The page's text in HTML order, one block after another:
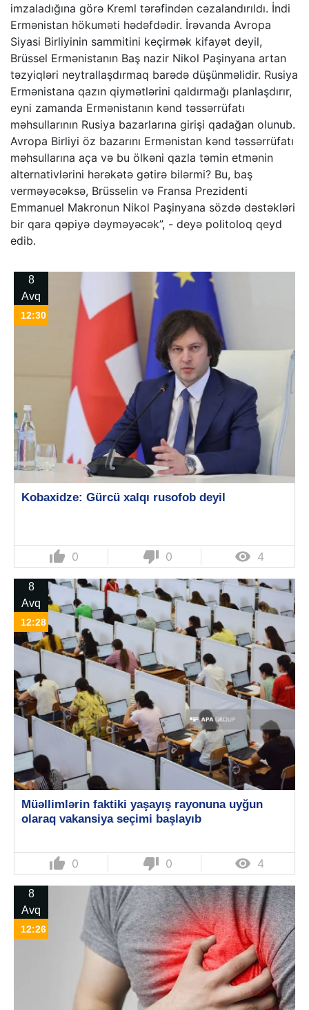
imzaladığına görə Kreml tərəfindən cəzalandırıldı. İndi
Ermənistan hökuməti hədəfdədir. İrəvanda Avropa
Siyasi Birliyinin sammitini keçirmək kifayət deyil,
Brüssel Ermənistanın Baş nazir Nikol Paşinyana artan
təzyiqləri neytrallaşdırmaq barədə düşünməlidir. Rusiya
Ermənistana qazın qiymətlərini qaldırmağı planlaşdırır,
eyni zamanda Ermənistanın kənd təssərrüfatı
məhsullarının Rusiya bazarlarına girişi qadağan olunub.
Avropa Birliyi öz bazarını Ermənistan kənd təssərrüfatı
məhsullarına aça və bu ölkəni qazla təmin etmənin
alternativlərini hərəkətə gətirə bilərmi? Bu, baş
verməyəcəksə, Brüsselin və Fransa Prezidenti
Emmanuel Makronun Nikol Paşinyana sözdə dəstəkləri
bir qara qəpiyə dəyməyəcək”, - deyə politoloq qeyd
edib.
8
Avq
12:30
Kobaxidze: Gürcü xalqı rusofob deyil
thumb_up 0 thumb_down 0  4
8
Avq
12:28
Müəllimlərin faktiki yaşayış rayonuna uyğun
olaraq vakansiya seçimi başlayıb
thumb_up 0 thumb_down 0  4
8
Avq
12:26